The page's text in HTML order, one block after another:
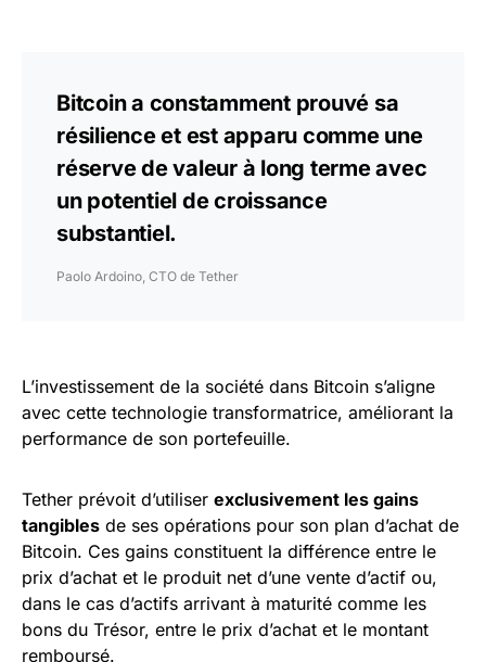
Bitcoin a constamment prouvé sa
résilience et est apparu comme une
réserve de valeur à long terme avec
un potentiel de croissance
substantiel.
Paolo Ardoino, CTO de Tether
L’investissement de la société dans Bitcoin s’aligne
avec cette technologie transformatrice, améliorant la
performance de son portefeuille.
Tether prévoit d’utiliser exclusivement les gains
tangibles de ses opérations pour son plan d’achat de
Bitcoin. Ces gains constituent la différence entre le
prix d’achat et le produit net d’une vente d’actif ou,
dans le cas d’actifs arrivant à maturité comme les
bons du Trésor, entre le prix d’achat et le montant
remboursé.